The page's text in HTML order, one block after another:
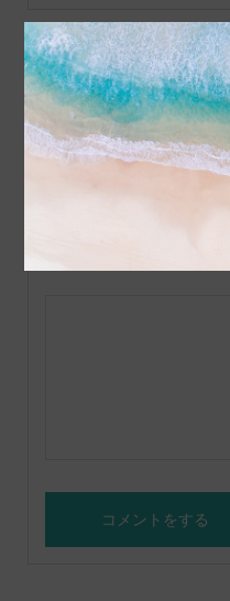
名前 ( 必須 )
E-MAIL ( 必須 ) ※ 公開さ